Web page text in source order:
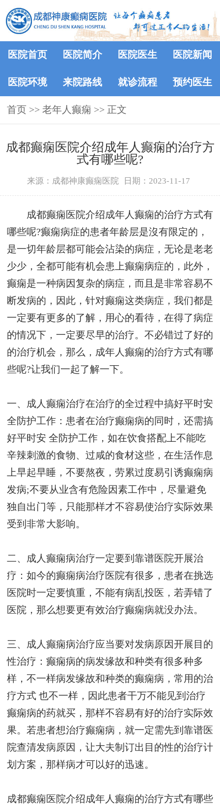
医院首页 医院简介 医院医生 医院新闻
医院环境 来院路线 就诊流程 预约医生
首页 >> 老年人癫痫 >> 正文
成都癫痫医院介绍成年人癫痫的治疗方
式有哪些呢?
来源：成都神康癫痫医院 日期：2023-11-17
成都癫痫医院介绍成年人癫痫的治疗方式有
哪些呢?癫痫病症的患者年龄层是沒有限定的，
是一切年龄层都可能会沾染的病症，无论是老老
少少，全都可能有机会患上癫痫病症的，此外，
癫痫是一种病因复杂的病症，而且是非常容易不
断发病的，因此，针对癫痫这类病症，我们都是
一定要有更多的了解，用心的看待，在得了病症
的情况下，一定要尽早的治疗。不必错过了好的
的治疗机会，那么，成年人癫痫的治疗方式有哪
些呢?让我们一起了解一下。
一、成人癫痫治疗在治疗的全过程中搞好平时安
全防护工作：患者在治疗癫痫病的同时，还需搞
好平时安 全防护工作，如在饮食搭配上不能吃
辛辣刺激的食物、过咸的食材这些，在生活作息
上早起早睡，不要熬夜，劳累过度易引诱癫痫病
发病;不要从业含有危险因素工作中，尽量避免
独自出门等，只能那样才不容易使治疗实际效果
受到非常大影响。
二、成人癫痫病治疗一定要到靠谱医院开展治
疗：如今的癫痫病治疗医院有很多，患者在挑选
医院时一定要慎重，不能有病乱投医，若弄错了
医院，那么想要更有效治疗癫痫病就没办法。
三、成人癫痫病治疗应当要对发病原因开展目的
性治疗：癫痫病的病发缘故和种类有很多种多
样，不一样病发缘故和种类的癫痫病，常用的治
疗方式 也不一样，因此患者干万不能见到治疗
癫痫病的药就买，那样不容易有好的治疗实际效
果。若患者想治疗癫痫病，就一定需先到靠谱医
院查清发病原因，让大夫制订出目的性的治疗计
划方案，那样病才可以好的迅速。
成都癫痫医院介绍成年人癫痫的治疗方式有哪些